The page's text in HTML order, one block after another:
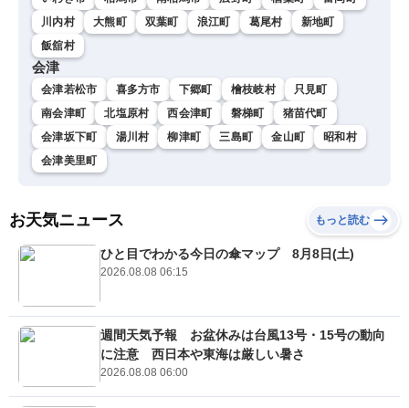
川内村
大熊町 双葉町 浪江町 葛尾村
新地町
飯舘村
会津
会津若松市 喜多方市 下郷町 檜枝岐村
只見町
南会津町
北塩原村 西会津町 磐梯町
猪苗代町
会津坂下町
湯川村 柳津町 三島町 金山町
昭和村
会津美里町
お天気ニュース もっと読む
ひと目でわかる今日の傘マップ 8月8日(土)
2026.08.08 06:15
週間天気予報 お盆休みは台風13号・15号の動向
に注意 西日本や東海は厳しい暑さ
2026.08.08 06:00